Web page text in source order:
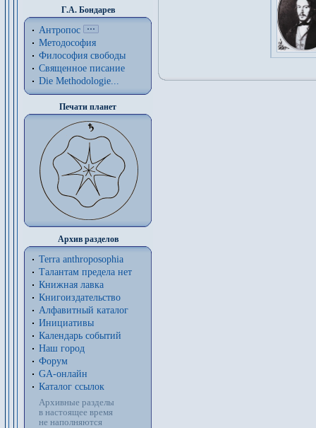
Г.А. Бондарев
Антропос
Методософия
Философия cвободы
Священное писание
Die Methodologie...
Печати планет
Архив разделов
Terra anthroposophia
Талантам предела нет
Книжная лавка
Книгоиздательство
Алфавитный каталог
Инициативы
Календарь событий
Наш город
Форум
GA-онлайн
Каталог ссылок
Архивные разделы
в настоящее время
не наполняются